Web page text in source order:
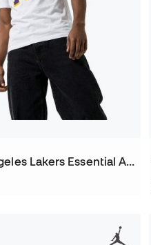
T-Shirt Los Angeles Lakers Essential Association Edition Luka Doncic